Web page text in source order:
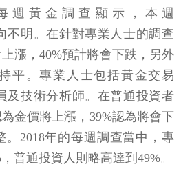
週黃金調查顯示，本週
不明。在針對專業人士的調查
漲，40%預計將會下跌，另外
平。專業人士包括黃金交易
及技術分析師。在普通投資者
金價將上漲，39%認為將會下
。2018年的每週調查當中，專
普通投資人則略高達到49%。